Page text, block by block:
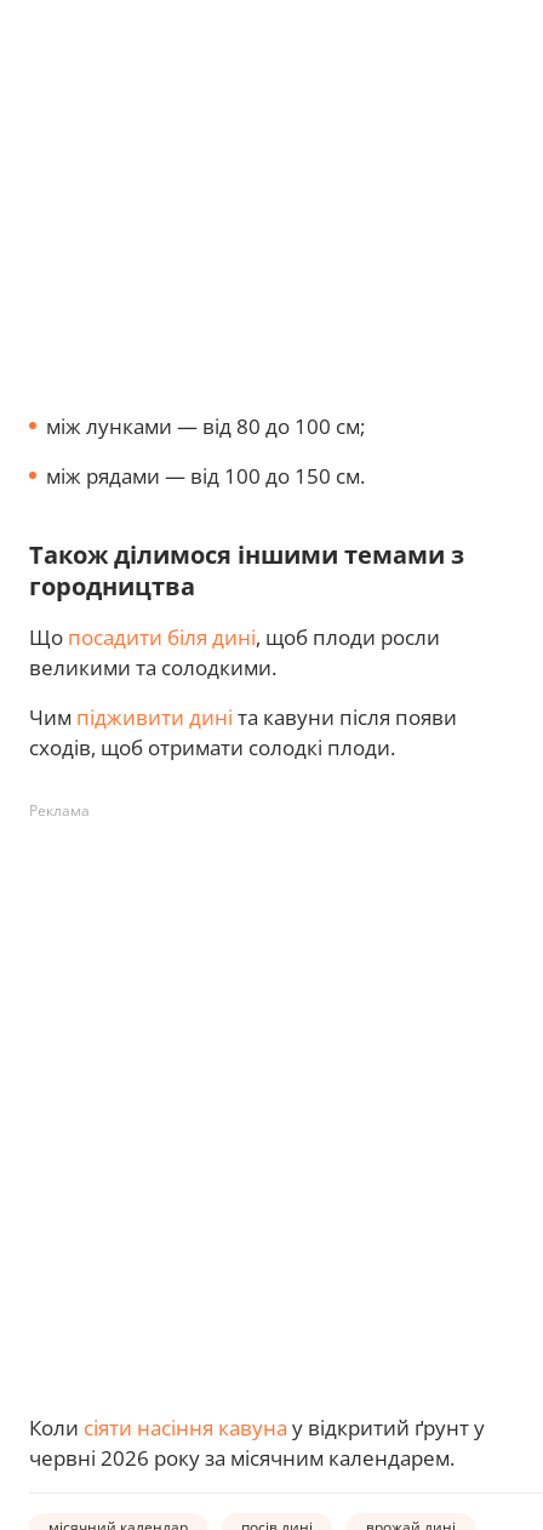
між лунками — від 80 до 100 см;
між рядами — від 100 до 150 см.
Також ділимося іншими темами з
городництва
Що посадити біля дині, щоб плоди росли
великими та солодкими.
Чим підживити дині та кавуни після появи
сходів, щоб отримати солодкі плоди.
Реклама
Коли сіяти насіння кавуна у відкритий ґрунт у
червні 2026 року за місячним календарем.